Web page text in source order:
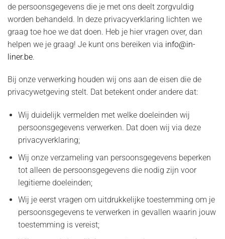
de persoonsgegevens die je met ons deelt zorgvuldig
worden behandeld. In deze privacyverklaring lichten we
graag toe hoe we dat doen. Heb je hier vragen over, dan
helpen we je graag! Je kunt ons bereiken via info@in-
liner.be.
Bij onze verwerking houden wij ons aan de eisen die de
privacywetgeving stelt. Dat betekent onder andere dat:
Wij duidelijk vermelden met welke doeleinden wij
persoonsgegevens verwerken. Dat doen wij via deze
privacyverklaring;
Wij onze verzameling van persoonsgegevens beperken
tot alleen de persoonsgegevens die nodig zijn voor
legitieme doeleinden;
Wij je eerst vragen om uitdrukkelijke toestemming om je
persoonsgegevens te verwerken in gevallen waarin jouw
toestemming is vereist;